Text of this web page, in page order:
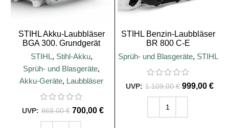
STIHL Akku-Laubbläser
BGA 300. Grundgerät
STIHL, Stihl-Akku,
Sprüh- und Blasgeräte,
Akku-Geräte, Laubbläser
869,00€ 700,00 €
STIHL Benzin-Laubbläser
BR 800 C-E
Sprüh- und Blasgeräte, STIHL
1.109,00€ 999,00 €